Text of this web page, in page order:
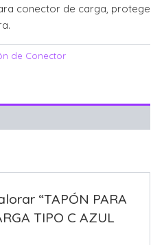
conector de carga, protege
de Conector
“TAPÓN PARA
TIPO C AZUL